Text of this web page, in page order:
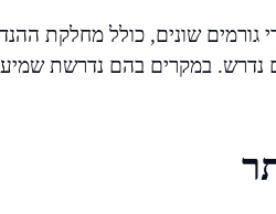
שונים, כולל מחלקת
במקרים בהם נדרשת